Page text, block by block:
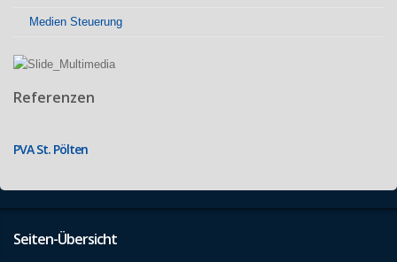
Medien Steuerung
Referenzen
PVA St. Pölten
Seiten-Übersicht